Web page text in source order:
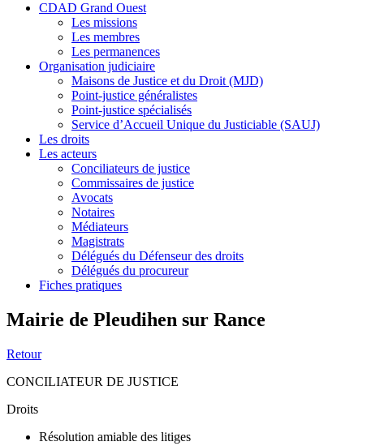
CDAD Grand Ouest
Les missions
Les membres
Les permanences
Organisation judiciaire
Maisons de Justice et du Droit (MJD)
Point-justice généralistes
Point-justice spécialisés
Service d’Accueil Unique du Justiciable (SAUJ)
Les droits
Les acteurs
Conciliateurs de justice
Commissaires de justice
Avocats
Notaires
Médiateurs
Magistrats
Délégués du Défenseur des droits
Délégués du procureur
Fiches pratiques
Mairie de Pleudihen sur Rance
Retour
CONCILIATEUR DE JUSTICE
Droits
Résolution amiable des litiges